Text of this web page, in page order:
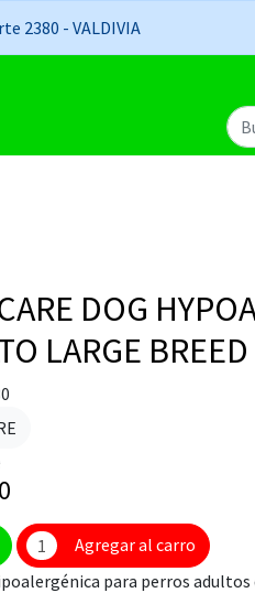
2380 - VALDIVIA
DOG
LARGE
Agregar al carro
para perros adultos